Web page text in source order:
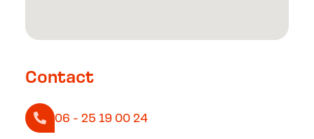
Contact
06 - 25 19 00 24